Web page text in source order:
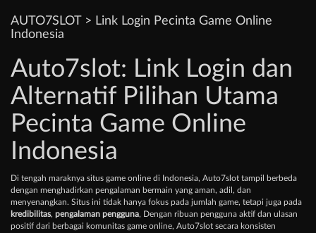
AUTO7SLOT > Link Login Pecinta Game Online
Indonesia
Auto7slot: Link Login dan
Alternatif Pilihan Utama
Pecinta Game Online
Indonesia
Di tengah maraknya situs game online di Indonesia, Auto7slot tampil berbeda
dengan menghadirkan pengalaman bermain yang aman, adil, dan
menyenangkan. Situs ini tidak hanya fokus pada jumlah game, tetapi juga pada
kredibilitas, pengalaman pengguna, Dengan ribuan pengguna aktif dan ulasan
positif dari berbagai komunitas game online, Auto7slot secara konsisten